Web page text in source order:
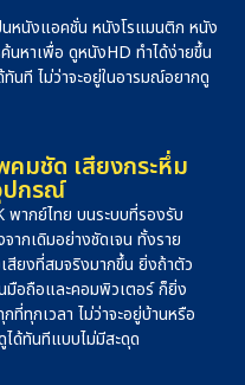
นหนังแอคชั่น หนังโรแมนติก หนัง
หาเพื่อ ดูหนังHD ทำได้ง่ายขึ้น
นที ไม่ว่าจะอยู่ในอารมณ์อยากดู
มชัด เสียงกระหึ่ม
ปกรณ์
ากย์ไทย บนระบบที่รองรับ
กเดิมอย่างชัดเจน ทั้งราย
ยงที่สมจริงมากขึ้น ยิ่งถ้าตัว
มือถือและคอมพิวเตอร์ ก็ยิ่ง
ที่ทุกเวลา ไม่ว่าจะอยู่บ้านหรือ
ด้ทันทีแบบไม่มีสะดุด